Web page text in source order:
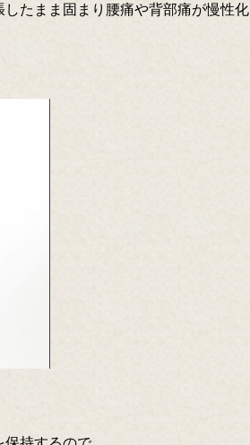
たまま固まり腰痛や背部痛が慢性化